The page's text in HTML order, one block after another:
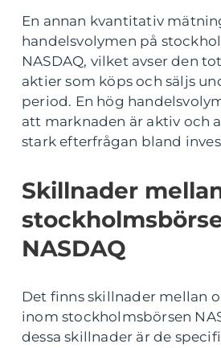
En annan kvantitativ
handelsvolymen på
NASDAQ, vilket avser den
aktier som köps och säljs
period. En hög
att marknaden är aktiv och
stark efterfrågan bland
Skillnader
NASDAQ
Det finns skillnader mellan
inom stockholmsbörsen
dessa skillnader är de